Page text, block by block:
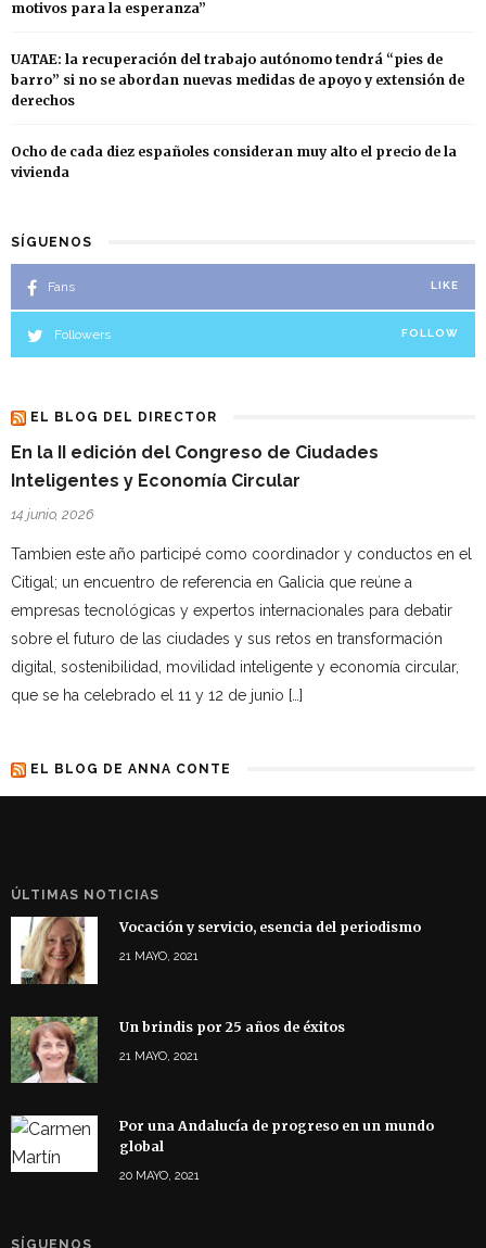
motivos para la esperanza”
UATAE: la recuperación del trabajo autónomo tendrá “pies de
barro” si no se abordan nuevas medidas de apoyo y extensión de
derechos
Ocho de cada diez españoles consideran muy alto el precio de la
vivienda
SÍGUENOS
Fans LIKE
Followers FOLLOW
EL BLOG DEL DIRECTOR
En la II edición del Congreso de Ciudades
Inteligentes y Economía Circular
14 junio, 2026
Tambien este año participé como coordinador y conductos en el
Citigal; un encuentro de referencia en Galicia que reúne a
empresas tecnológicas y expertos internacionales para debatir
sobre el futuro de las ciudades y sus retos en transformación
digital, sostenibilidad, movilidad inteligente y economía circular,
que se ha celebrado el 11 y 12 de junio […]
EL BLOG DE ANNA CONTE
ÚLTIMAS NOTICIAS
Vocación y servicio, esencia del periodismo
21 MAYO, 2021
Un brindis por 25 años de éxitos
21 MAYO, 2021
Por una Andalucía de progreso en un mundo
global
20 MAYO, 2021